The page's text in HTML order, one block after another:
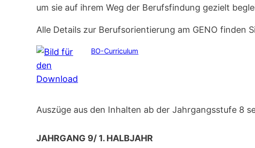
um sie auf ihrem Weg der Berufsfindung gezielt
Alle Details zur Berufsorientierung am GENO finden
BO-Curriculum
Auszüge aus den Inhalten ab der Jahrgangsstufe 8
JAHRGANG 9/ 1. HALBJAHR